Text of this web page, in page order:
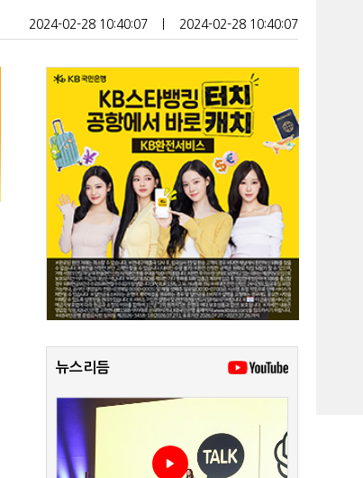
2024-02-28 10:40:07 2024-02-28 10:40:07
뉴스리듬